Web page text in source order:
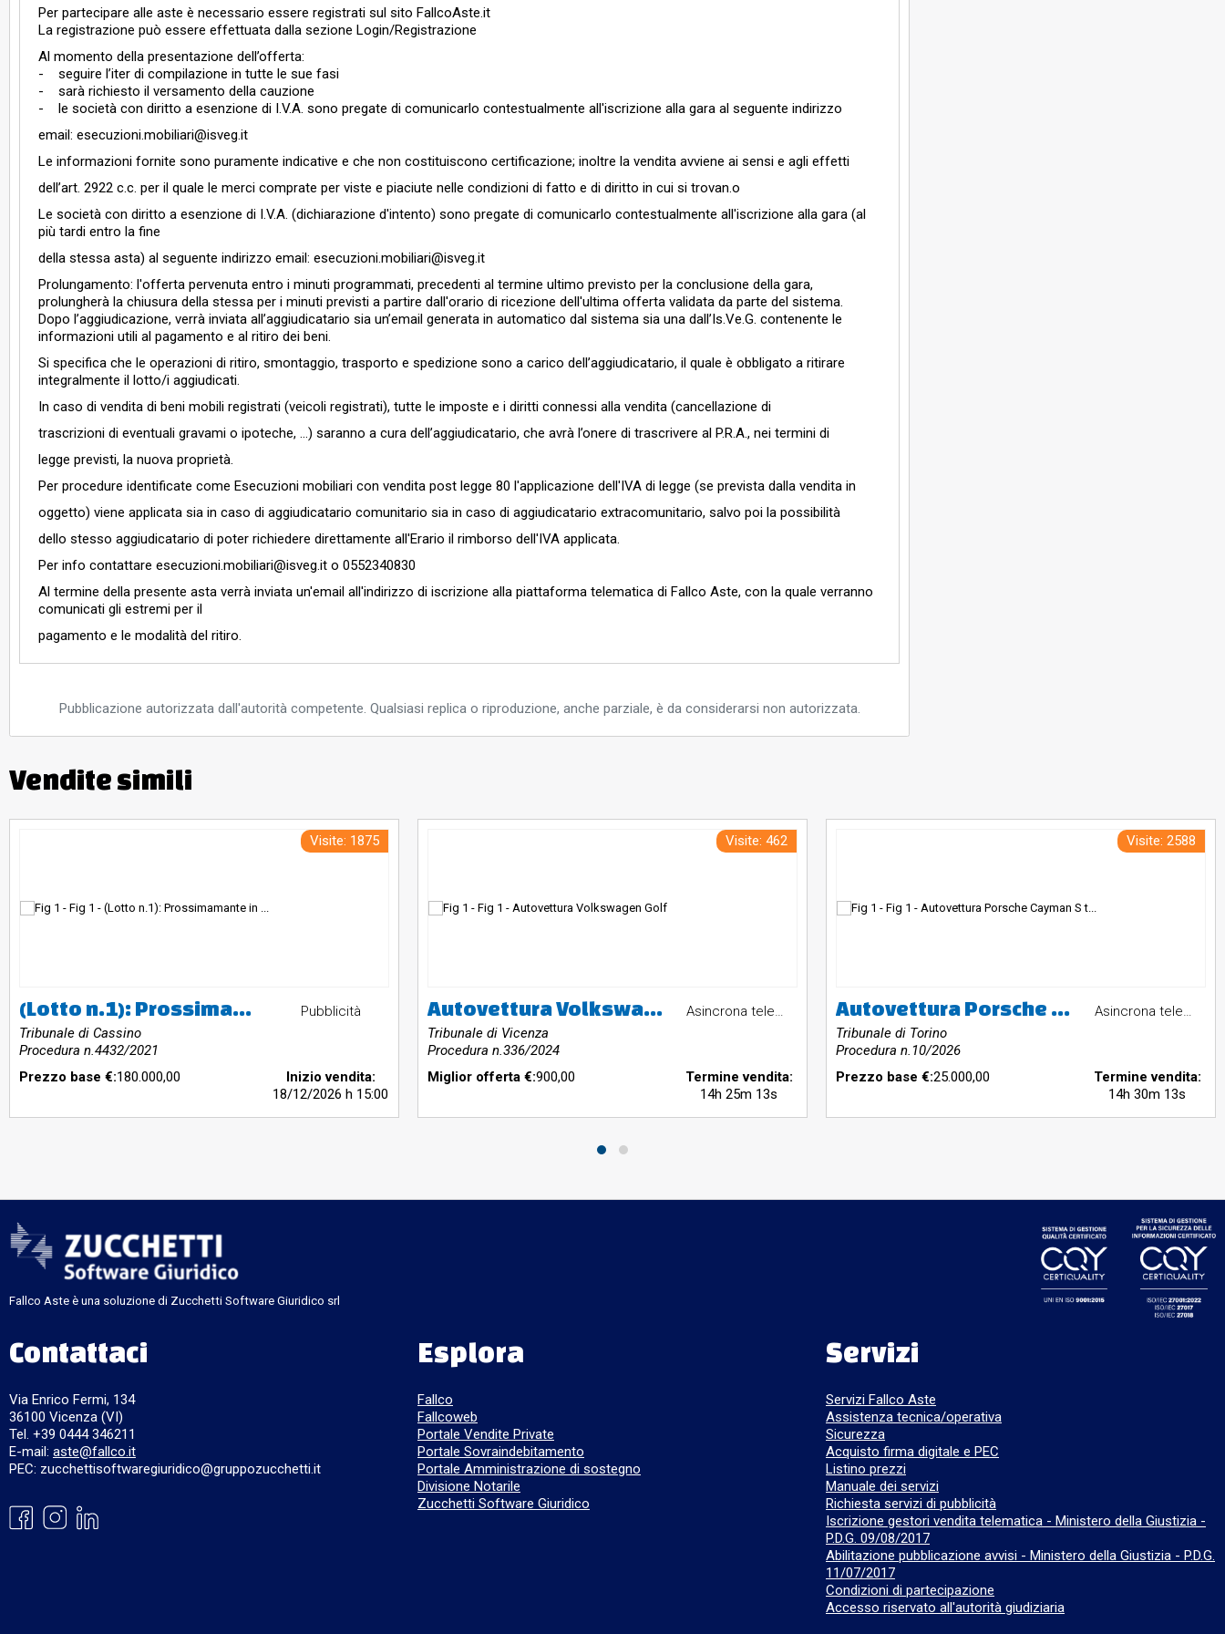
Per partecipare alle aste è necessario essere registrati sul sito FallcoAste.it
La registrazione può essere effettuata dalla sezione Login/Registrazione
Al momento della presentazione dell’offerta:
- seguire l’iter di compilazione in tutte le sue fasi
- sarà richiesto il versamento della cauzione
- le società con diritto a esenzione di I.V.A. sono pregate di comunicarlo contestualmente all'iscrizione alla gara al seguente indirizzo
email: esecuzioni.mobiliari@isveg.it
Le informazioni fornite sono puramente indicative e che non costituiscono certificazione; inoltre la vendita avviene ai sensi e agli effetti
dell’art. 2922 c.c. per il quale le merci comprate per viste e piaciute nelle condizioni di fatto e di diritto in cui si trovan.o
Le società con diritto a esenzione di I.V.A. (dichiarazione d'intento) sono pregate di comunicarlo contestualmente all'iscrizione alla gara (al
più tardi entro la fine
della stessa asta) al seguente indirizzo email: esecuzioni.mobiliari@isveg.it
Prolungamento: l'offerta pervenuta entro i minuti programmati, precedenti al termine ultimo previsto per la conclusione della gara,
prolungherà la chiusura della stessa per i minuti previsti a partire dall'orario di ricezione dell'ultima offerta validata da parte del sistema.
Dopo l’aggiudicazione, verrà inviata all’aggiudicatario sia un’email generata in automatico dal sistema sia una dall’Is.Ve.G. contenente le
informazioni utili al pagamento e al ritiro dei beni.
Si specifica che le operazioni di ritiro, smontaggio, trasporto e spedizione sono a carico dell’aggiudicatario, il quale è obbligato a ritirare
integralmente il lotto/i aggiudicati.
In caso di vendita di beni mobili registrati (veicoli registrati), tutte le imposte e i diritti connessi alla vendita (cancellazione di
trascrizioni di eventuali gravami o ipoteche, …) saranno a cura dell’aggiudicatario, che avrà l’onere di trascrivere al P.R.A., nei termini di
legge previsti, la nuova proprietà.
Per procedure identificate come Esecuzioni mobiliari con vendita post legge 80 l'applicazione dell'IVA di legge (se prevista dalla vendita in
oggetto) viene applicata sia in caso di aggiudicatario comunitario sia in caso di aggiudicatario extracomunitario, salvo poi la possibilità
dello stesso aggiudicatario di poter richiedere direttamente all'Erario il rimborso dell'IVA applicata.
Per info contattare esecuzioni.mobiliari@isveg.it o 0552340830
Al termine della presente asta verrà inviata un'email all'indirizzo di iscrizione alla piattaforma telematica di Fallco Aste, con la quale verranno
comunicati gli estremi per il
pagamento e le modalità del ritiro.
Pubblicazione autorizzata dall'autorità competente. Qualsiasi replica o riproduzione, anche parziale, è da considerarsi non autorizzata.
Vendite simili
Visite: 1875
(Lotto n.1): Prossimamante in vendita - autovettura marca Ferrari modello 488 Spider
Tribunale di Cassino
Procedura n.4432/2021
Pubblicità
Prezzo base €:180.000,00
Inizio vendita:
18/12/2026h 15:00
Visite: 462
Autovettura Volkswagen Golf
Tribunale di Vicenza
Procedura n.336/2024
Asincrona telematica
Miglior offerta €:900,00
Termine vendita:
14h 25m 12s
Visite: 2588
Autovettura Porsche Cayman S targata GT305WJ cc 3387 alimentata a benzina, provvista di librettodi circolazione
Tribunale di Torino
Procedura n.10/2026
Asincrona telematica
Prezzo base €:25.000,00
Termine vendita:
14h 30m 12s
Fallco Aste è una soluzione di Zucchetti Software Giuridico srl
Contattaci
Via Enrico Fermi, 134
36100 Vicenza (VI)
Tel. +39 0444 346211
E-mail: aste@fallco.it
PEC: zucchettisoftwaregiuridico@gruppozucchetti.it
Esplora
Fallco
Fallcoweb
Portale Vendite Private
Portale Sovraindebitamento
Portale Amministrazione di sostegno
Divisione Notarile
Zucchetti Software Giuridico
Servizi
Servizi Fallco Aste
Assistenza tecnica/operativa
Sicurezza
Acquisto firma digitale e PEC
Listino prezzi
Manuale dei servizi
Richiesta servizi di pubblicità
Iscrizione gestori vendita telematica - Ministero della Giustizia -
P.D.G. 09/08/2017
Abilitazione pubblicazione avvisi - Ministero della Giustizia - P.D.G.
11/07/2017
Condizioni di partecipazione
Accesso riservato all'autorità giudiziaria